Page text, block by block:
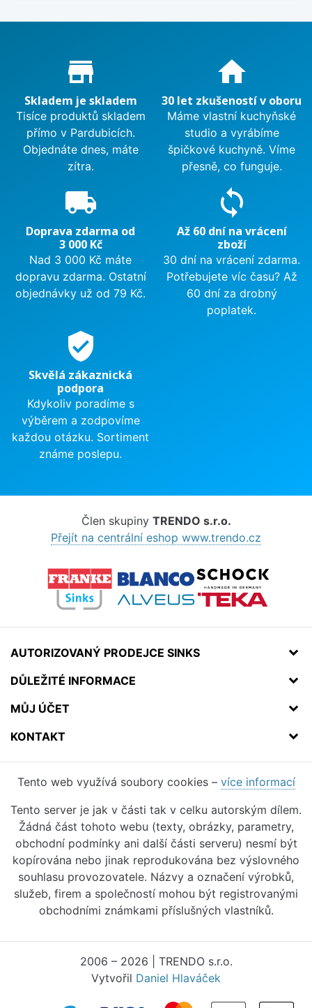
Proč nakupovat u nás?
store_mall_directory
Skladem je skladem
Tisíce produktů skladem
přímo v Pardubicích.
Objednáte dnes, máte
zítra.
home
30 let zkušeností v oboru
Máme vlastní kuchyňské
studio a vyrábíme
špičkové kuchyně. Víme
přesně, co funguje.
local_shipping
Doprava zdarma od
3 000 Kč
Nad 3 000 Kč máte
dopravu zdarma. Ostatní
objednávky už od 79 Kč.
sync
Až 60 dní na vrácení
zboží
30 dní na vrácení zdarma.
Potřebujete víc času? Až
60 dní za drobný
poplatek.
verified_user
Skvělá zákaznická
podpora
Kdykoliv poradíme s
výběrem a zodpovíme
každou otázku. Sortiment
známe poslepu.
Člen skupiny TRENDO s.r.o.
Přejít na centrální eshop www.trendo.cz
AUTORIZOVANÝ PRODEJCE SINKS
DŮLEŽITÉ INFORMACE
MŮJ ÚČET
KONTAKT
Tento web využívá soubory cookies – více informací
Tento server je jak v části tak v celku autorským dílem.
Žádná část tohoto webu (texty, obrázky, parametry,
obchodní podmínky ani další části serveru) nesmí být
kopírována nebo jinak reprodukována bez výslovného
souhlasu provozovatele. Názvy a označení výrobků,
služeb, firem a společností mohou být registrovanými
obchodními známkami příslušných vlastníků.
2006 – 2026 | TRENDO s.r.o.
Vytvořil Daniel Hlaváček